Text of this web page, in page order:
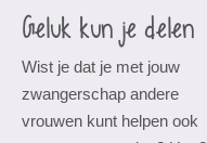
Geluk kun je delen
Wist je dat je met jouw
zwangerschap andere
vrouwen kunt helpen ook